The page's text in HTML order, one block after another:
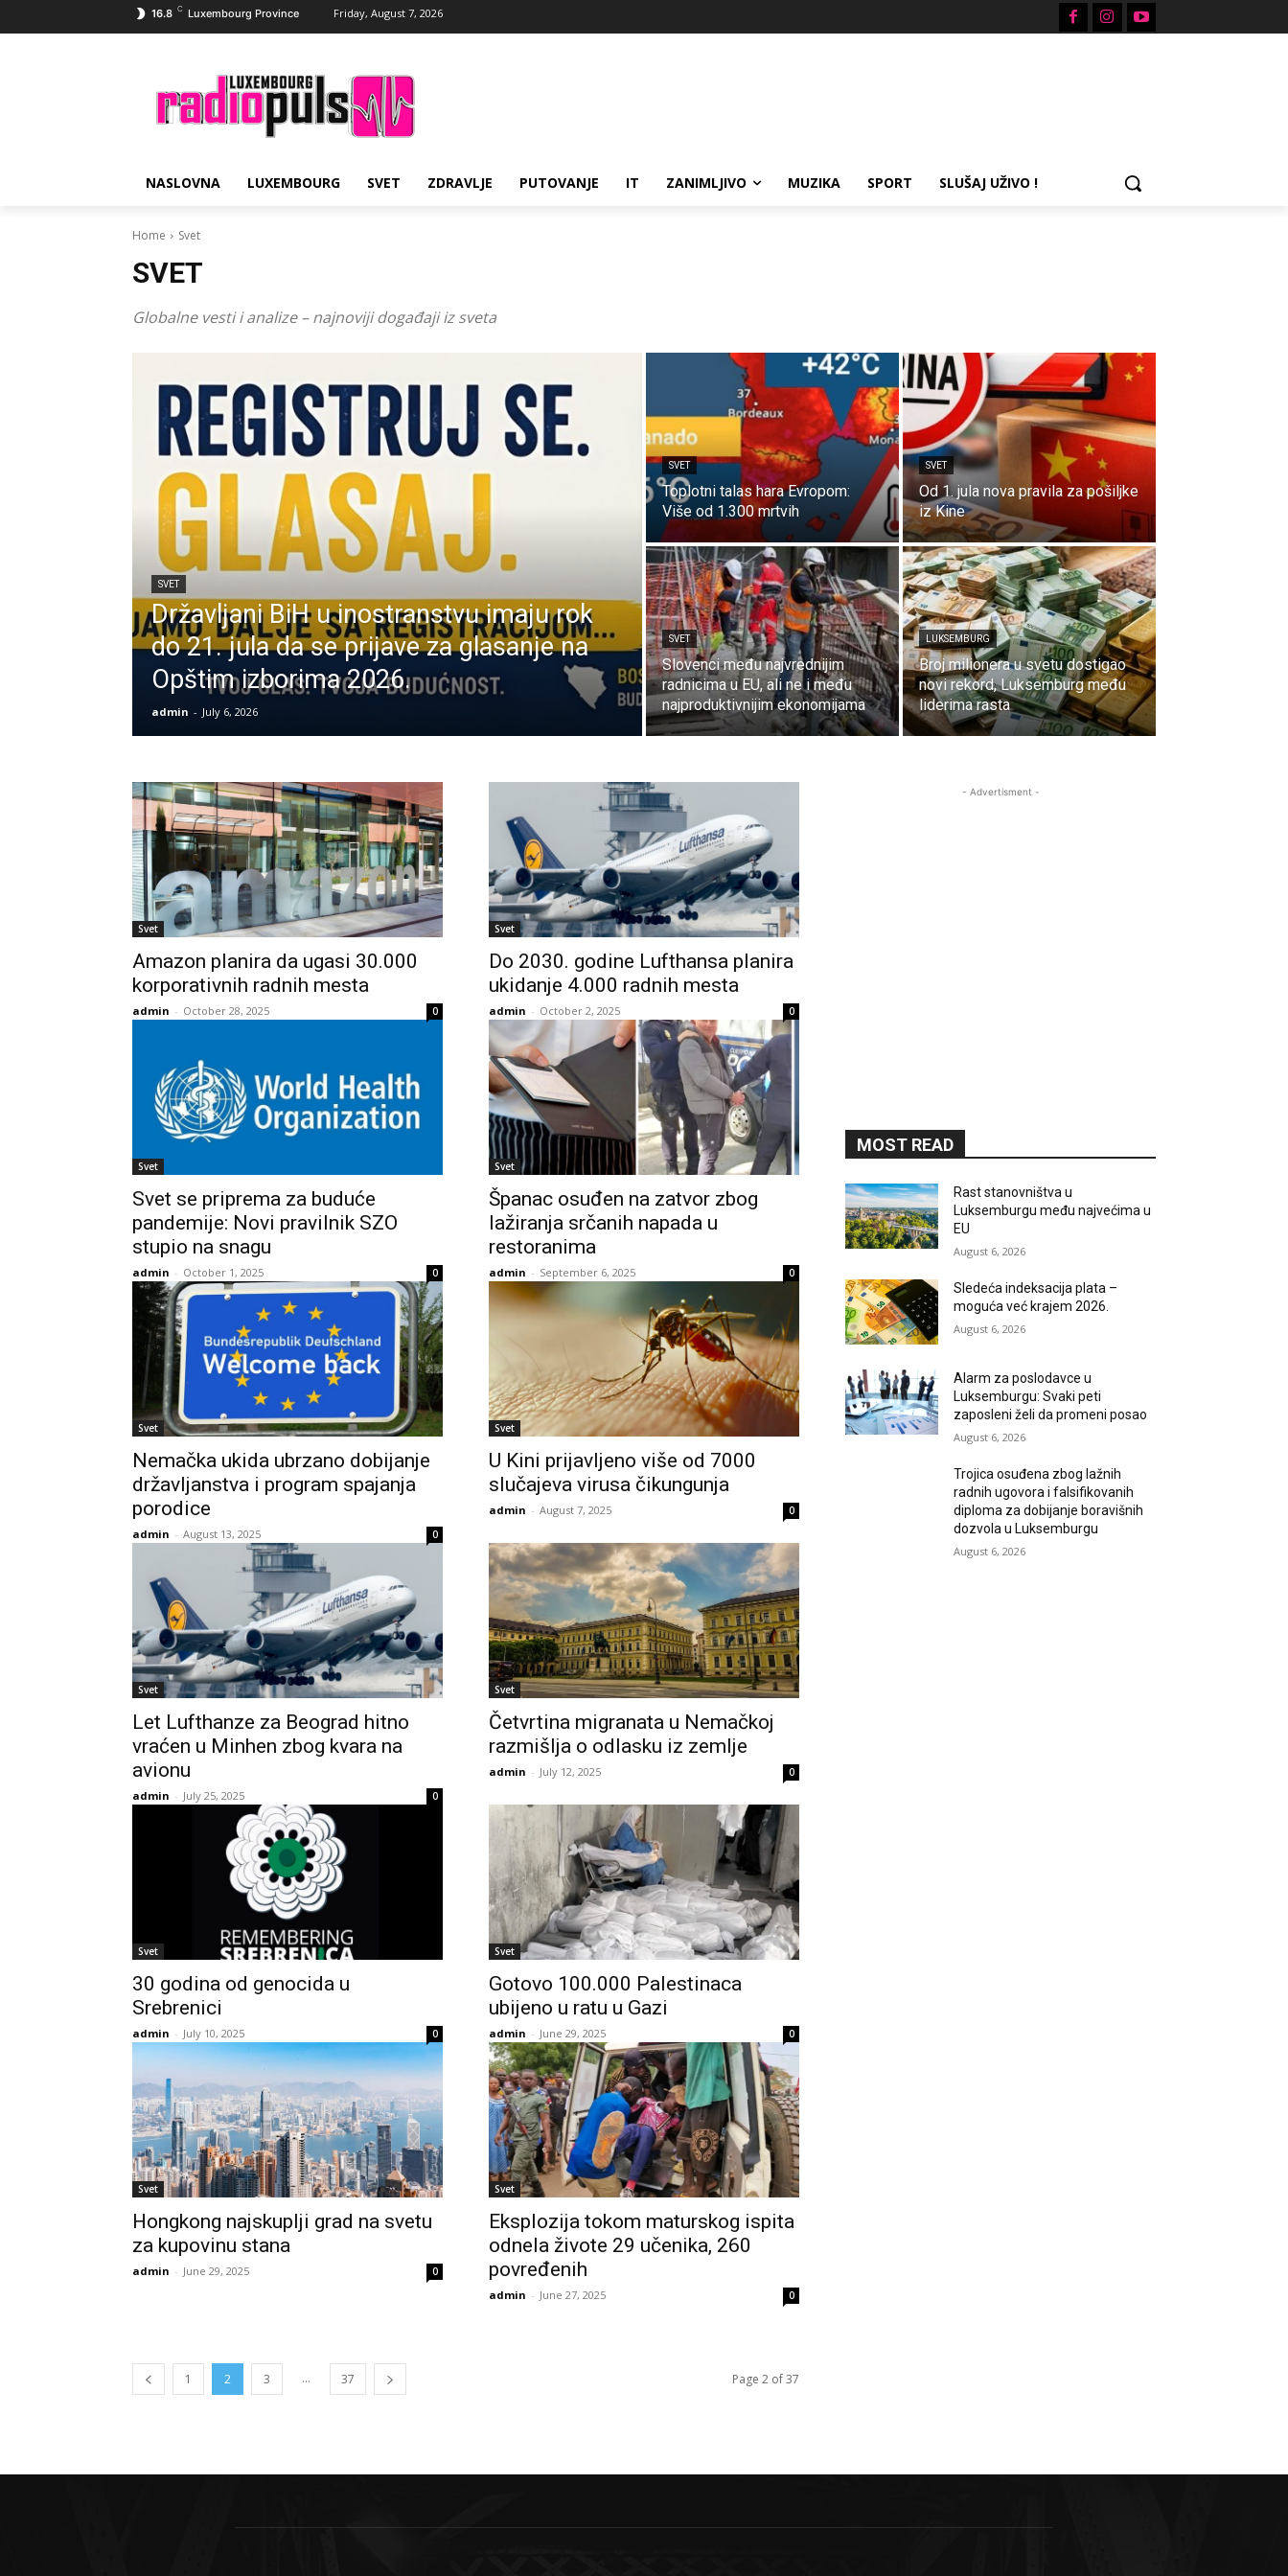
16.8 C Luxembourg Province Friday, August 7, 2026
NASLOVNA LUXEMBOURG SVET ZDRAVLJE PUTOVANJE IT ZANIMLJIVO MUZIKA SPORT SLUŠAJ UŽIVO !
Home Svet
SVET
Globalne vesti i analize – najnoviji događaji iz sveta
SVET
Državljani BiH u inostranstvu imaju rok
do 21. jula da se prijave za glasanje na
Opštim izborima 2026.
admin - July 6, 2026
SVET
Toplotni talas hara Evropom:
Više od 1.300 mrtvih
SVET
Od 1. jula nova pravila za pošiljke
iz Kine
SVET
Slovenci među najvrednijim
radnicima u EU, ali ne i među
najproduktivnijim ekonomijama
LUKSEMBURG
Broj milionera u svetu dostigao
novi rekord, Luksemburg među
liderima rasta
Svet
Amazon planira da ugasi 30.000
korporativnih radnih mesta
admin - October 28, 2025 0
Svet
Do 2030. godine Lufthansa planira
ukidanje 4.000 radnih mesta
admin - October 2, 2025 0
Svet
Svet se priprema za buduće
pandemije: Novi pravilnik SZO
stupio na snagu
admin - October 1, 2025 0
Svet
Španac osuđen na zatvor zbog
lažiranja srčanih napada u
restoranima
admin - September 6, 2025 0
Svet
Nemačka ukida ubrzano dobijanje
državljanstva i program spajanja
porodice
admin - August 13, 2025 0
Svet
U Kini prijavljeno više od 7000
slučajeva virusa čikungunja
admin - August 7, 2025 0
Svet
Let Lufthanze za Beograd hitno
vraćen u Minhen zbog kvara na
avionu
admin - July 25, 2025 0
Svet
Četvrtina migranata u Nemačkoj
razmišlja o odlasku iz zemlje
admin - July 12, 2025 0
Svet
30 godina od genocida u
Srebrenici
admin - July 10, 2025 0
Svet
Gotovo 100.000 Palestinaca
ubijeno u ratu u Gazi
admin - June 29, 2025 0
Svet
Hongkong najskuplji grad na svetu
za kupovinu stana
admin - June 29, 2025 0
Svet
Eksplozija tokom maturskog ispita
odnela živote 29 učenika, 260
povređenih
admin - June 27, 2025 0
1 2 3 ... 37 Page 2 of 37
- Advertisment -
MOST READ
Rast stanovništva u
Luksemburgu među najvećima u
EU
August 6, 2026
Sledeća indeksacija plata –
moguća već krajem 2026.
August 6, 2026
Alarm za poslodavce u
Luksemburgu: Svaki peti
zaposleni želi da promeni posao
August 6, 2026
Trojica osuđena zbog lažnih
radnih ugovora i falsifikovanih
diploma za dobijanje boravišnih
dozvola u Luksemburgu
August 6, 2026